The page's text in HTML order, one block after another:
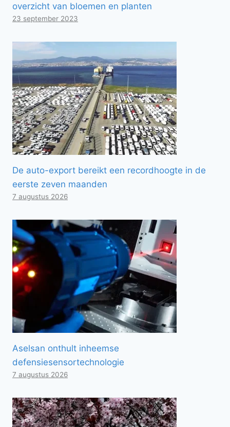
overzicht van bloemen en planten
23 september 2023
De auto-export bereikt een recordhoogte in de
eerste zeven maanden
7 augustus 2026
Aselsan onthult inheemse
defensiesensortechnologie
7 augustus 2026